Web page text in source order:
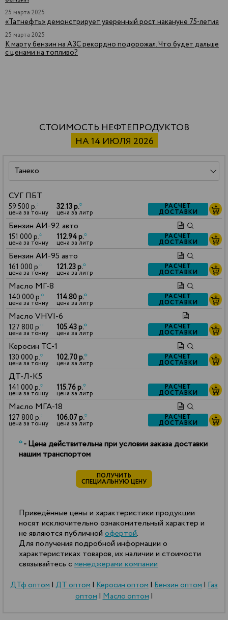
25 марта 2025
«Татнефть» демонстрирует уверенный рост накануне 75-летия
25 марта 2025
К марту бензин на АЗС рекордно подорожал. Что будет дальше
с ценами на топливо?
СТОИМОСТЬ НЕФТЕПРОДУКТОВ
НА 14 ИЮЛЯ 2026
СУГ ПБТ
59 500 р.*
цена за тонну
32.13 р.*
цена за литр
РАСЧЕТ
ДОСТАВКИ
Бензин АИ-92 авто
151 000 р.*
цена за тонну
112.94 р.*
цена за литр
РАСЧЕТ
ДОСТАВКИ
Бензин АИ-95 авто
161 000 р.*
цена за тонну
121.23 р.*
цена за литр
РАСЧЕТ
ДОСТАВКИ
Масло МГ-8
140 000 р.*
цена за тонну
114.80 р.*
цена за литр
РАСЧЕТ
ДОСТАВКИ
Масло VHVI-6
127 800 р.*
цена за тонну
105.43 р.*
цена за литр
РАСЧЕТ
ДОСТАВКИ
Керосин ТС-1
130 000 р.*
цена за тонну
102.70 р.*
цена за литр
РАСЧЕТ
ДОСТАВКИ
ДТ-Л-К5
141 000 р.*
цена за тонну
115.76 р.*
цена за литр
РАСЧЕТ
ДОСТАВКИ
Масло МГА-18
127 800 р.*
цена за тонну
106.07 р.*
цена за литр
РАСЧЕТ
ДОСТАВКИ
*- Цена действительна при условии заказа доставки
нашим транспортом
ПОЛУЧИТЬ
СПЕЦИАЛЬНУЮ ЦЕНУ
Приведённые цены и характеристики продукции
носят исключительно ознакомительный характер и
не являются публичной офертой.
Для получения подробной информации о
характеристиках товаров, их наличии и стоимости
связывайтесь с менеджерами компании
ДТф оптом| ДТ оптом| Керосин оптом| Бензин оптом| Газ
оптом|Масло оптом|